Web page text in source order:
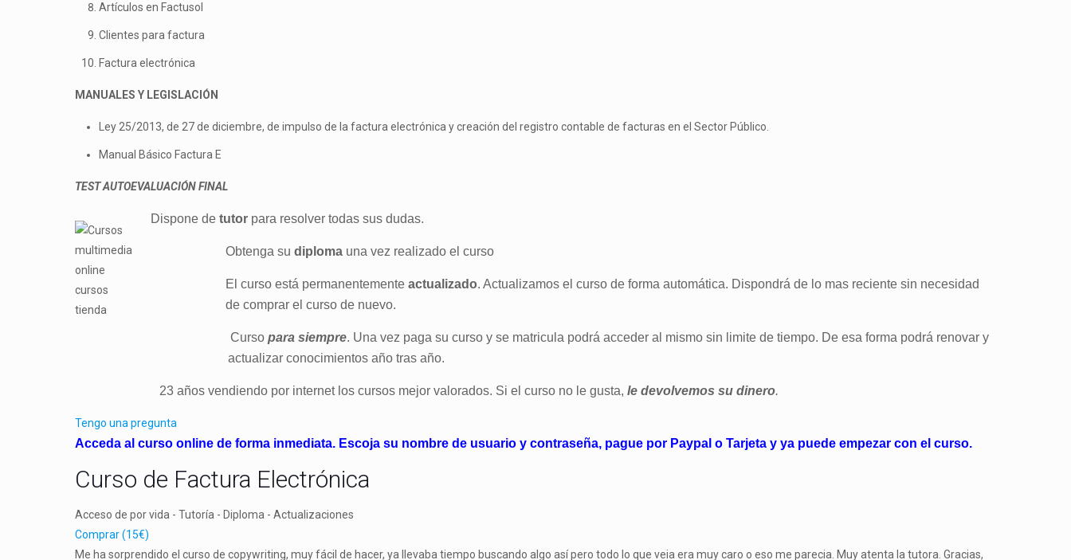
Artículos en Factusol
Clientes para factura
Factura electrónica
MANUALES Y LEGISLACIÓN
Ley 25/2013, de 27 de diciembre, de impulso de la factura electrónica y creación del registro contable de facturas en el Sector Público.
Manual Básico Factura E
TEST AUTOEVALUACIÓN FINAL
Dispone de tutorpara resolver todas sus dudas.
Obtenga su diplomauna vez realizado el curso
El curso está permanentemente actualizado. Actualizamos el curso de forma automática. Dispondrá de lo mas reciente sin necesidad
de comprar el curso de nuevo.
Curso para siempre. Una vez paga su curso y se matricula podrá acceder al mismo sin limite de tiempo. De esa forma podrá renovar y
actualizar conocimientos año tras año.
23 años vendiendo por internet los cursos mejor valorados. Si el curso no le gusta, le devolvemos su dinero.
Tengo una pregunta
Acceda al curso online de forma inmediata. Escoja su nombre de usuario y contraseña, pague por Paypal o Tarjeta y ya puede empezar con el curso.
Curso de Factura Electrónica
Acceso de por vida - Tutoría - Diploma - Actualizaciones
Comprar (15€)
Me ha sorprendido el curso de copywriting, muy fácil de hacer, ya llevaba tiempo buscando algo así pero todo lo que veia era muy caro o eso me parecia. Muy atenta la tutora. Gracias,